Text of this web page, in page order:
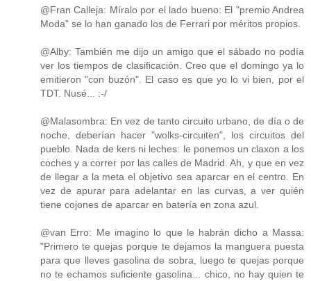
@Fran Calleja: Míralo por el lado bueno: El "premio Andrea
Moda" se lo han ganado los de Ferrari por méritos propios.
@Alby: También me dijo un amigo que el sábado no podía
ver los tiempos de clasificación. Creo que el domingo ya lo
emitieron "con buzón". El caso es que yo lo vi bien, por el
TDT. Nusé... :-/
@Malasombra: En vez de tanto circuito urbano, de día o de
noche, deberían hacer "wolks-circuiten", los circuitos del
pueblo. Nada de kers ni leches: le ponemos un claxon a los
coches y a correr por las calles de Madrid. Ah, y que en vez
de llegar a la meta el objetivo sea aparcar en el centro. En
vez de apurar para adelantar en las curvas, a ver quién
tiene cojones de aparcar en batería en zona azul.
@van Erro: Me imagino lo que le habrán dicho a Massa:
"Primero te quejas porque te dejamos la manguera puesta
para que lleves gasolina de sobra, luego te quejas porque
no te echamos suficiente gasolina... chico, no hay quien te